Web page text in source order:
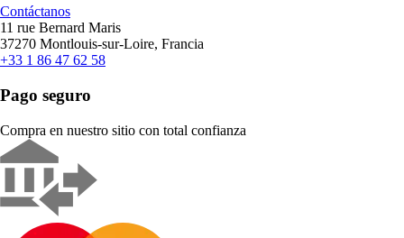
Contáctanos
11 rue Bernard Maris
37270 Montlouis-sur-Loire, Francia
+33 1 86 47 62 58
Pago seguro
Compra en nuestro sitio con total confianza